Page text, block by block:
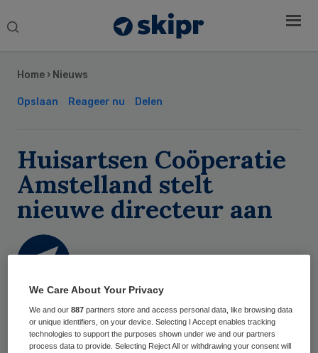
Search
Home › Nieuws
Opslaan Reageer nu Delen
Huisartsen Coöperatie
Amstelland stelt
nieuwe directeur aan
599 keer gelezen
Sidebar
We Care About Your Privacy
We and our887 partners store and access personal data, like browsing data
or unique identifiers, on your device. Selecting I Accept enables tracking
technologies to support the purposes shown under we and our partners
process data to provide. Selecting Reject All or withdrawing your consent will